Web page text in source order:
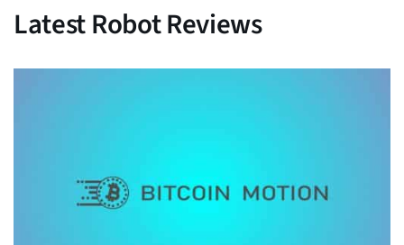
Latest Robot Reviews